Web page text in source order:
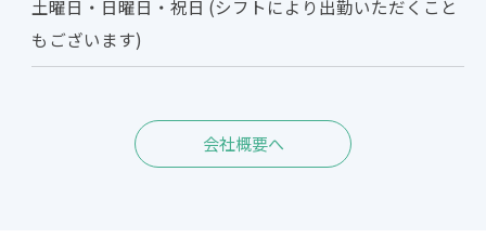
土曜日・日曜日・祝日 (シフトにより出勤いただくこと
もございます)
会社概要へ